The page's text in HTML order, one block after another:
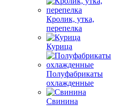
Кролик, утка,
перепелка
Курица
Полуфабрикаты
охлажденные
Свинина